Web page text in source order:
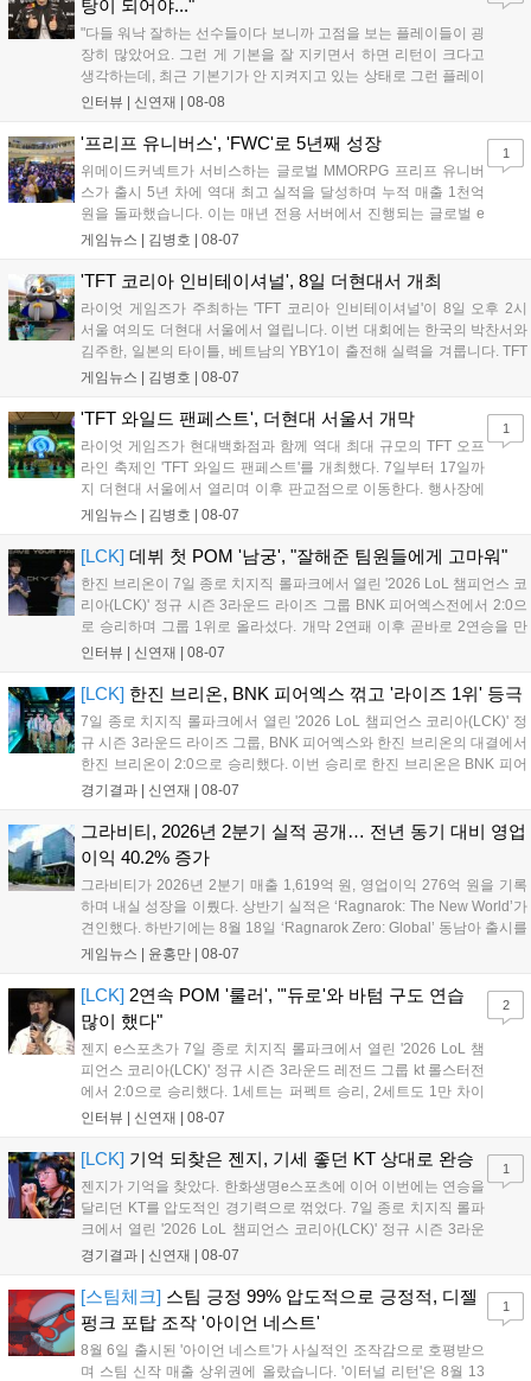
탕이 되어야..."
"다들 워낙 잘하는 선수들이다 보니까 고점을 보는 플레이들이 굉
장히 많았어요. 그런 게 기본을 잘 지키면서 하면 리턴이 크다고
생각하는데, 최근 기본기가 안 지켜지고 있는 상태로 그런 플레이
를 추구하다 보니까 팀적으로 안 좋은 사고가 계속 많이 났던 것
LoL 챔피언스 코리아(LCK)'...
인터뷰 | 신연재 | 08-08
'프리프 유니버스', 'FWC'로 5년째 성장
위메이드커넥트가 서비스하는 글로벌 MMORPG 프리프 유니버
스가 출시 5년 차에 역대 최고 실적을 달성하며 누적 매출 1천억
원을 돌파했습니다. 이는 매년 전용 서버에서 진행되는 글로벌 e
스포츠 대회 FWC의 영향이 큽니다. FWC는 이용자가 동일한 조
은 전년 대비 매출과 이용자 지표가 대폭 상승하는 성과를 냈습니
FWC 그랜드 파이널이 개최될 예정이며, 위메이드커넥트는 이를
통해 커뮤니티 중심의 장기 성장 모델을 지속할 방침입니다....
게임뉴스 | 김병호 | 08-07
1
'TFT 코리아 인비테이셔널', 8일 더현대서 개최
라이엇 게임즈가 주최하는 'TFT 코리아 인비테이셔널'이 8일 오후 2시
서울 여의도 더현대 서울에서 열립니다. 이번 대회에는 한국의 박찬서와
김주한, 일본의 타이틀, 베트남의 YBY1이 출전해 실력을 겨룹니다. TFT
는 소속팀 없이 개인 자격으로 참가하는 독특한 대회 구조를 가지며, 누
17일까지 이어지는 이번 행사는 신규 세트 체험과 공연 등 다양한 즐길
거리를 제공하며, 이후 현대백화점 판교점에서도 행사가 이어질 예정입
니다. 연말에는 라스베이거스 오픈이 개최됩니다....
게임뉴스 | 김병호 | 08-07
'TFT 와일드 팬페스트', 더현대 서울서 개막
라이엇 게임즈가 현대백화점과 함께 역대 최대 규모의 TFT 오프
라인 축제인 'TFT 와일드 팬페스트'를 개최했다. 7일부터 17일까
지 더현대 서울에서 열리며 이후 판교점으로 이동한다. 행사장에
는 체험, 스페셜, 무대 존이 마련됐으며 8일 오후 2시 인비테이셔
연 등 다채로운 일정이 준비되어 있다. 사전 예약은 조기 마감될
게임뉴스 | 김병호 | 08-07
1
[LCK] 데뷔 첫 POM '남궁', "잘해준 팀원들에게 고마워"
한진 브리온이 7일 종로 치지직 롤파크에서 열린 '2026 LoL 챔피언스 코
리아(LCK)' 정규 시즌 3라운드 라이즈 그룹 BNK 피어엑스전에서 2:0으
로 승리하며 그룹 1위로 올라섰다. 개막 2연패 이후 곧바로 2연승을 만
들어내면서 이어질 4라운드에 대한 기대감을 올렸다. 다음은 이날 데뷔
인터뷰 | 신연재 | 08-07
[LCK] 한진 브리온, BNK 피어엑스 꺾고 '라이즈 1위' 등극
7일 종로 치지직 롤파크에서 열린 '2026 LoL 챔피언스 코리아(LCK)' 정
규 시즌 3라운드 라이즈 그룹, BNK 피어엑스와 한진 브리온의 대결에서
한진 브리온이 2:0으로 승리했다. 이번 승리로 한진 브리온은 BNK 피어
엑스를 제치고 라이즈 그룹 1위로 올라섰다. 1세트, 한진 브리온이 '로머'
경기결과 | 신연재 | 08-07
그라비티, 2026년 2분기 실적 공개… 전년 동기 대비 영업
이익 40.2% 증가
그라비티가 2026년 2분기 매출 1,619억 원, 영업이익 276억 원을 기록
하며 내실 성장을 이뤘다. 상반기 실적은 ‘Ragnarok: The New World’가
견인했다. 하반기에는 8월 18일 ‘Ragnarok Zero: Global’ 동남아 출시를
시작으로 9월 3일 ‘달려라 헤베레케 EX’, 9월 22일 ‘갈바테인’ 등 다양한
이’ 출시가 예정돼 있으며, 2027년에는 ‘Ragnarok 3’ 등 대작을 글로벌
출시할 계획이다. 그라비티는 조인트벤처 설립과 라그나로크 에코 시스
템 구축을 통해 신성장 동력을 확보할 방침이다....
게임뉴스 | 윤홍만 | 08-07
[LCK] 2연속 POM '룰러', "'듀로'와 바텀 구도 연습
많이 했다"
젠지 e스포츠가 7일 종로 치지직 롤파크에서 열린 '2026 LoL 챔
피언스 코리아(LCK)' 정규 시즌 3라운드 레전드 그룹 kt 롤스터전
에서 2:0으로 승리했다. 1세트는 퍼펙트 승리, 2세트도 1만 차이
를 벌리며 25분 만에 승리하면서 말 그대로 압도적인 경기력을 선
하며 POM에 선정됐...
인터뷰 | 신연재 | 08-07
2
[LCK] 기억 되찾은 젠지, 기세 좋던 KT 상대로 완승
젠지가 기억을 찾았다. 한화생명e스포츠에 이어 이번에는 연승을
달리던 KT를 압도적인 경기력으로 꺾었다. 7일 종로 치지직 롤파
크에서 열린 '2026 LoL 챔피언스 코리아(LCK)' 정규 시즌 3라운
드 레전드 그룹, kt 롤스터와 젠지 e스포츠의 대결에서 젠지가 압
기억을 되찾기라도 한 듯 1,...
경기결과 | 신연재 | 08-07
1
[스팀체크] 스팀 긍정 99% 압도적으로 긍정적, 디젤
펑크 포탑 조작 '아이언 네스트'
8월 6일 출시된 '아이언 네스트'가 사실적인 조작감으로 호평받으
며 스팀 신작 매출 상위권에 올랐습니다. '이터널 리턴'은 8월 13
1